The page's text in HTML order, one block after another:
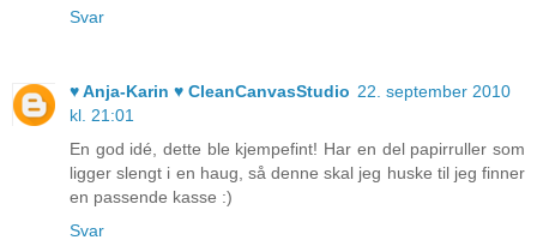
Svar
♥ Anja-Karin ♥ CleanCanvasStudio 22. september 2010
kl. 21:01
En god idé, dette ble kjempefint! Har en del papirruller som
ligger slengt i en haug, så denne skal jeg huske til jeg finner
en passende kasse :)
Svar